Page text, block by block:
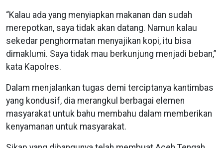
“Kalau ada yang menyiapkan makanan dan sudah
merepotkan, saya tidak akan datang. Namun kalau
sekedar penghormatan menyajikan kopi, itu bisa
dimaklumi. Saya tidak mau berkunjung menjadi beban,”
kata Kapolres.
Dalam menjalankan tugas demi terciptanya kantimbas
yang kondusif, dia merangkul berbagai elemen
masyarakat untuk bahu membahu dalam memberikan
kenyamanan untuk masyarakat.